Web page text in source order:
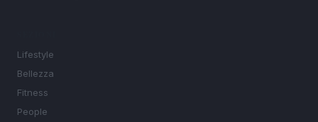
Lifestyle
Bellezza
Fitness
People